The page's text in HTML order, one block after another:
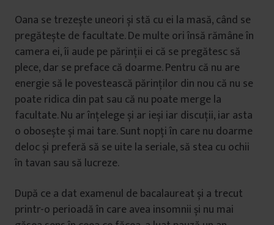
Oana se trezește uneori și stă cu ei la masă, când se
pregătește de facultate. De multe ori însă rămâne în
camera ei, îi aude pe părinții ei că se pregătesc să
plece, dar se preface că doarme. Pentru că nu are
energie să le povestească părinților din nou că nu se
poate ridica din pat sau că nu poate merge la
facultate. Nu ar înțelege și ar ieși iar discuții, iar asta
o obosește și mai tare. Sunt nopți în care nu doarme
deloc și preferă să se uite la seriale, să stea cu ochii
în tavan sau să lucreze.
După ce a dat examenul de bacalaureat și a trecut
printr-o perioadă în care avea insomnii și nu mai